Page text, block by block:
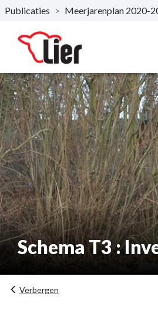
Naar hoofdinhoud
Publicaties > Meerjarenplan 2020-
Schema T3 :
Verbergen